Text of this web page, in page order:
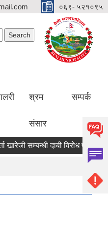
०६९- ५२१०९५
श्रम
संसार
सम्पर्क
खारेजी सम्बन्धी दाबी विरोध पेश गर्ने